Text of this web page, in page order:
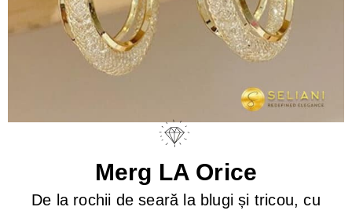
Merg LA Orice
De la rochii de seară la blugi și tricou, cu